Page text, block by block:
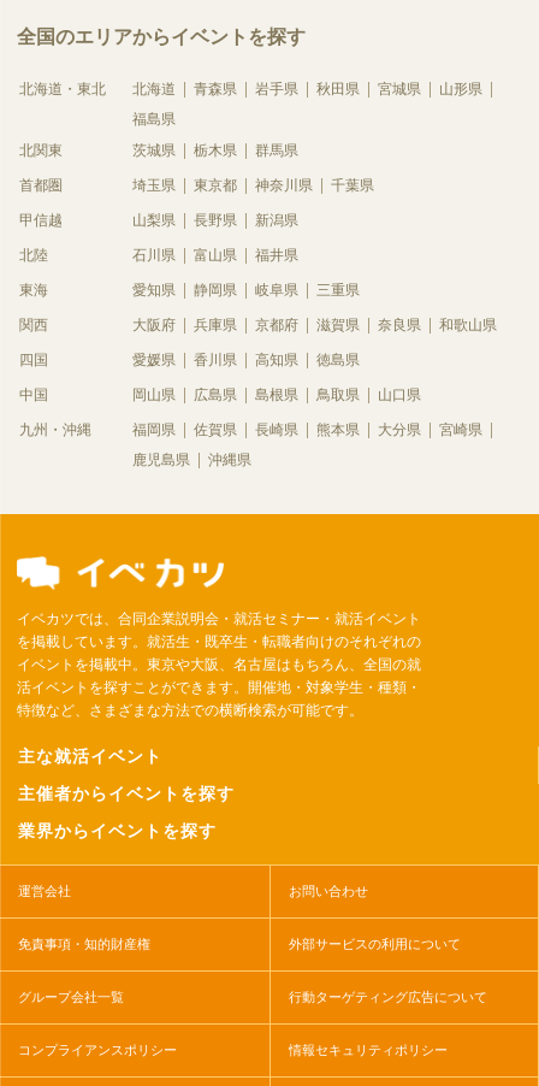
全国のエリアからイベントを探す
北海道・東北 北海道 青森県 岩手県 秋田県 宮城県
山形県
福島県
北関東
茨城県 栃木県 群馬県
首都圏 埼玉県 東京都 神奈川県 千葉県
甲信越 山梨県 長野県 新潟県
北陸 石川県 富山県 福井県
東海 愛知県 静岡県 岐阜県 三重県
関西 大阪府 兵庫県 京都府 滋賀県 奈良県 和歌山県
四国 愛媛県 香川県 高知県 徳島県
中国 岡山県 広島県 島根県 鳥取県 山口県
九州・沖縄 福岡県 佐賀県 長崎県 熊本県 大分県
宮崎県
鹿児島県
沖縄県
イベカツでは、合同企業説明会・就活セミナー・就活イベント
を掲載しています。就活生・既卒生・転職者向けのそれぞれの
イベントを掲載中。東京や大阪、名古屋はもちろん、全国の就
活イベントを探すことができます。開催地・対象学生・種類・
特徴など、さまざまな方法での横断検索が可能です。
主な就活イベント
主催者からイベントを探す
業界からイベントを探す
運営会社 お問い合わせ
免責事項・知的財産権 外部サービスの利用について
グループ会社一覧 行動ターゲティング広告について
コンプライアンスポリシー 情報セキュリティポリシー